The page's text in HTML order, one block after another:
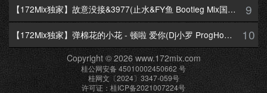
【172Mix独家】故意没接&3977(止水&FY鱼 Bootleg Mix国语男) 9
【172Mix独家】弹棉花的小花 - 顿啦 爱你(Dj小罗 ProgHouse Mix国语女)v2 10
Copyright © 2026 www.172mix.com
桂公网安备 45010002450662 号
桂网文〔2024〕3347-059号
许可证：桂ICP备2021007224号